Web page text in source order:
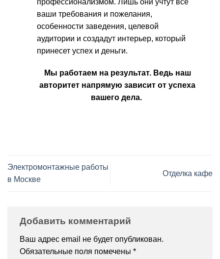
ваши требования и пожелания,
особенности заведения, целевой
аудитории и создадут интерьер, который
принесет успех и деньги.
Мы работаем на результат. Ведь наш
авторитет напрямую зависит от успеха
вашего дела.
Электромонтажные работы
в Москве
Отделка кафе
Добавить комментарий
Ваш адрес email не будет опубликован.
Обязательные поля помечены *